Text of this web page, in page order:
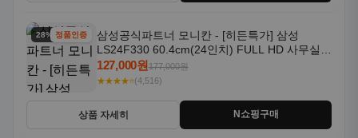
28% 할인정품인증
삼성공식파트너 모니칸 - [히든특가] 삼성
LS24F330 60.4cm(24인치) FULL HD 사무실/
컴퓨터 모니터
127,000원177,000원
★★★★⭐(4,516)
상품 자세히 N쇼핑구매